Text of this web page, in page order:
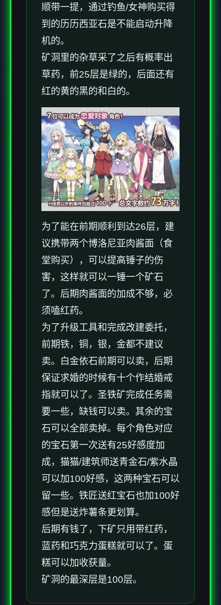
顺带一提，通过钓鱼/女神购买得
到的历历西亚石是不能启动升降
机的。
矿洞里的杂草采了之后有概率出
草药，前25层是绿的，后面还有
红的黄的黑的和白的。
为了能在前期顺利到达26层，建
议携带两个博洛尼亚肉酱面（食
堂购买），可以提高锤子的伤
害，这样就可以一锤一个矿石
了。后期肉酱面的加成不够，必
须嗑红药。
为了升级工具和完成改建委托，
前期铁，铜，银，金都不建议
卖。白金依石前期可以卖，后期
保证求婚的时候有十个作结婚戒
指就可以了。圣铁矿完成任务需
要一些，缺钱可以卖。其余的宝
石可以全部卖掉。每个角色对应
的宝石第一次送有25好感度加
成，猫猫/建筑师送青金石/紫水晶
可以加100好感，这两种宝石可以
留一些。铁匠送红宝石也加100好
感但是送炸薯条更划算。
后期有钱了，下矿只用带红药，
蓝药和巧克力蛋糕就可以了。蛋
糕可以加收获量。
矿洞的最深层是100层。